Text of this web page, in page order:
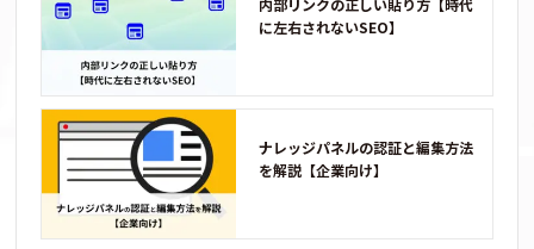
内部リンクの正しい貼り方【時代
に左右されないSEO】
ナレッジパネルの認証と編集方法
を解説【企業向け】